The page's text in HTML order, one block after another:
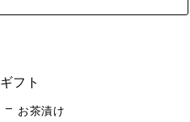
ギフト
お茶漬け